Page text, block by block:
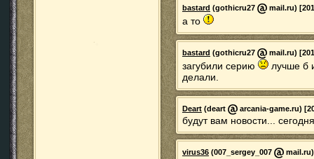
bastard (gothicru27 mail.ru)
а то
bastard (gothicru27 mail.ru)
загубили серию
лучше б
делали.
Deart (deart arcania-game.ru)
будут вам новости...
virus36 (007_sergey_007